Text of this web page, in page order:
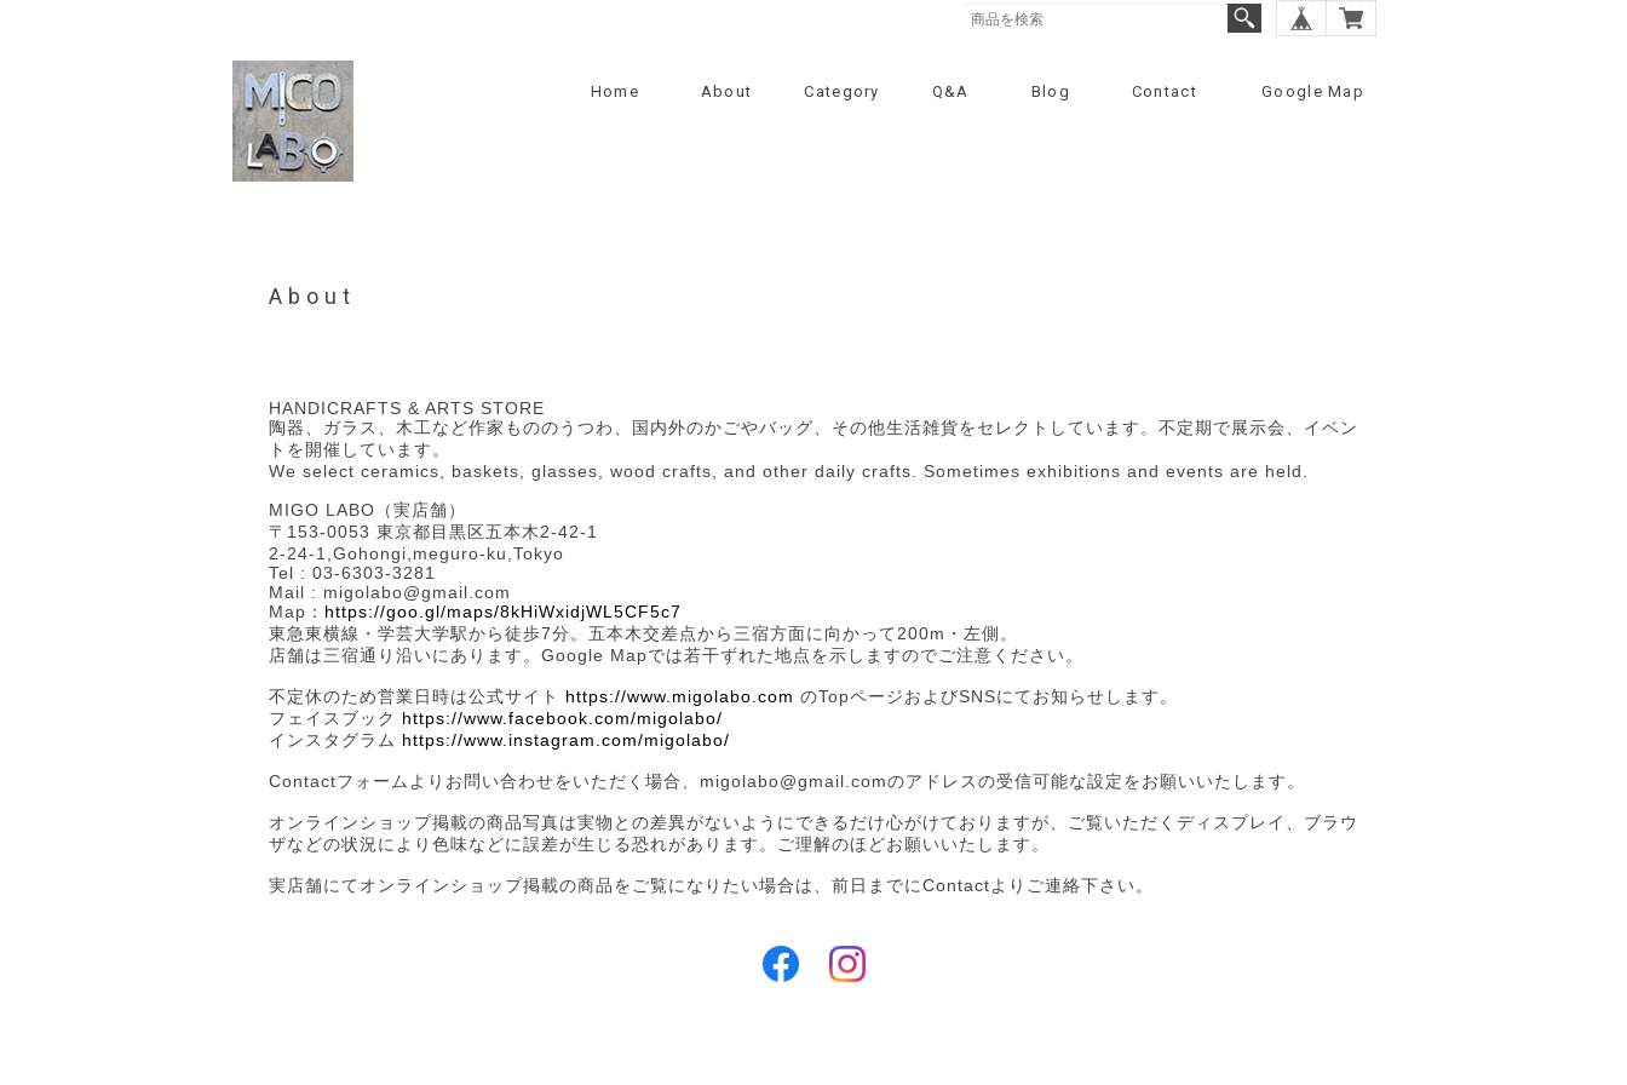
Home About Category Q&A Blog Contact Google Map
About
HANDICRAFTS & ARTS STORE
陶器、ガラス、木工など作家もののうつわ、国内外のかごやバッグ、その他生活雑貨をセレクトしています。不定期で展示会、イベン
トを開催しています。
We select ceramics, baskets, glasses, wood crafts, and other daily crafts. Sometimes exhibitions and events are held.
MIGO LABO（実店舗）
〒153-0053 東京都目黒区五本木2-42-1
2-24-1,Gohongi,meguro-ku,Tokyo
Tel : 03-6303-3281
Mail : migolabo@gmail.com
Map： https://goo.gl/maps/8kHiWxidjWL5CF5c7
東急東横線・学芸大学駅から徒歩7分。五本木交差点から三宿方面に向かって200m・左側。
店舗は三宿通り沿いにあります。Google Mapでは若干ずれた地点を示しますのでご注意ください。
不定休のため営業日時は公式サイト https://www.migolabo.com のTopページおよびSNSにてお知らせします。
フェイスブック https://www.facebook.com/migolabo/
インスタグラム https://www.instagram.com/migolabo/
Contactフォームよりお問い合わせをいただく場合、 migolabo@gmail.comのアドレスの受信可能な設定をお願いいたします。
オンラインショップ掲載の商品写真は実物との差異がないようにできるだけ心がけておりますが、ご覧いただくディスプレイ、ブラウ
ザなどの状況により色味などに誤差が生じる恐れがあります。ご理解のほどお願いいたします。
実店舗にてオンラインショップ掲載の商品をご覧になりたい場合は、前日までにContactよりご連絡下さい。